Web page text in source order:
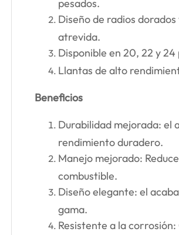
Diseño de radios
atrevida.
Disponible en 20, 22 y
Llantas de alto
Beneficios
Durabilidad mejorada: el
rendimiento duradero.
Manejo mejorado:
combustible.
Diseño elegante: el
gama.
Resistente a la